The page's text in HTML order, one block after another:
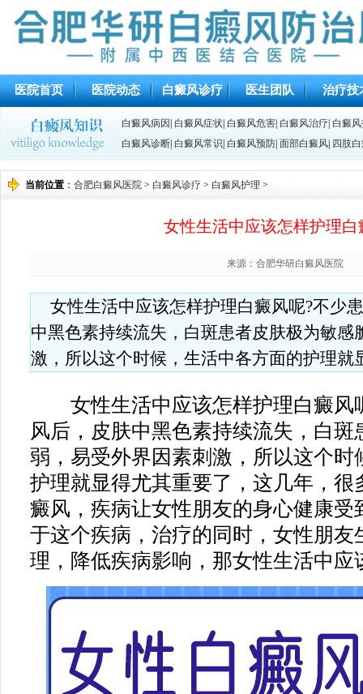
医院首页 医院动态 白癜风诊疗 医生团队 治疗技
白癜风病因 白癜风症状 白癜风危害 白癜风治疗 白癜
白癜风诊断 白癜风常识 白癜风预防 面部白癜风 四肢
当前位置 ： 合肥白癜风医院 > 白癜风诊疗 > 白癜风护理 >
女性生活中应该怎样护理白
来源：合肥华研白癜风医院
女性生活中应该怎样护理白癜风呢?不少
中黑色素持续流失，白斑患者皮肤极为敏感
激，所以这个时候，生活中各方面的护理就
女性生活中应该怎样护理白癜风
风后，皮肤中黑色素持续流失，白
弱，易受外界因素刺激，所以这个时
护理就显得尤其重要了，这几年，很
癜风，疾病让女性朋友的身心健康受
于这个疾病，治疗的同时，女性朋友
理，降低疾病影响，那女性生活中应